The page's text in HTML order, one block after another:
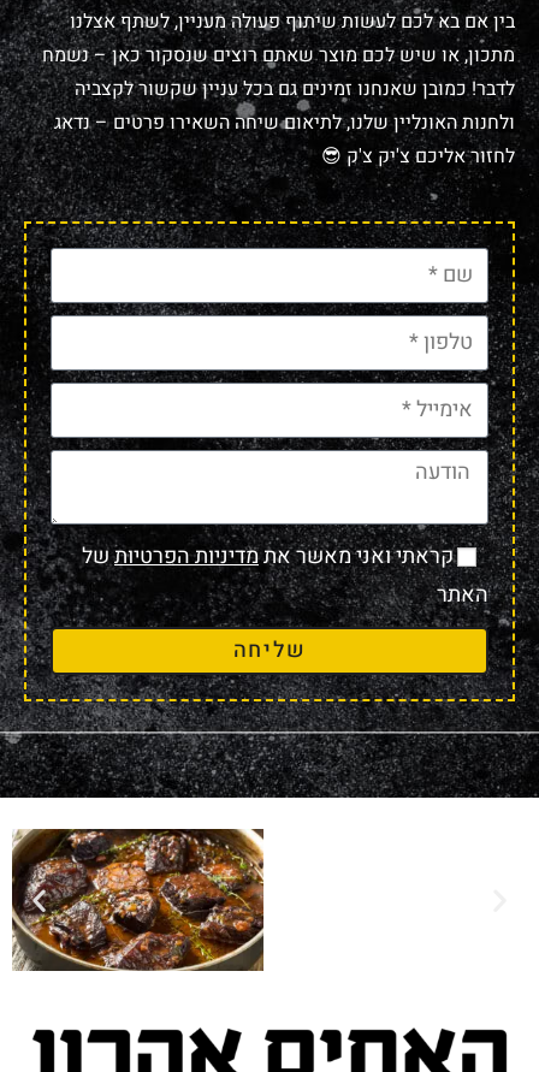
בין אם בא לכם לעשות שיתוף פעולה מעניין, לשתף אצלנו
מתכון, או שיש לכם מוצר שאתם רוצים שנסקור כאן – נשמח
לדבר! כמובן שאנחנו זמינים גם בכל עניין שקשור לקצביה
ולחנות האונליין שלנו, לתיאום שיחה השאירו פרטים – נדאג
לחזור אליכם צ'יק צ'ק 😎
קראתי ואני מאשר אתמדיניות הפרטיותשל
האתר
שליחה